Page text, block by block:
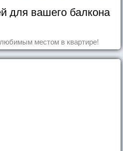
для вашего балкона
местом в квартире!